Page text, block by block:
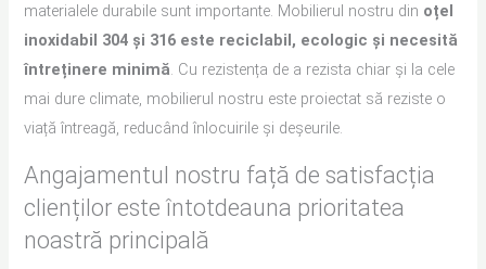
materialele durabile sunt importante. Mobilierul nostru din oțel
inoxidabil 304 și 316 este reciclabil, ecologic și necesită
întreținere minimă. Cu rezistența de a rezista chiar și la cele
mai dure climate, mobilierul nostru este proiectat să reziste o
viață întreagă, reducând înlocuirile și deșeurile.
Angajamentul nostru față de satisfacția
clienților este întotdeauna prioritatea
noastră principală